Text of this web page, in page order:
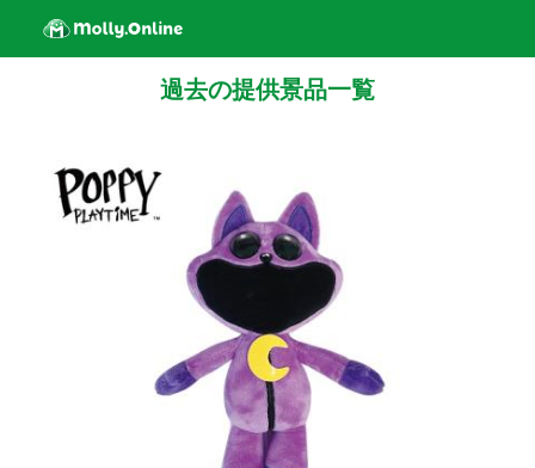
過去の提供景品一覧